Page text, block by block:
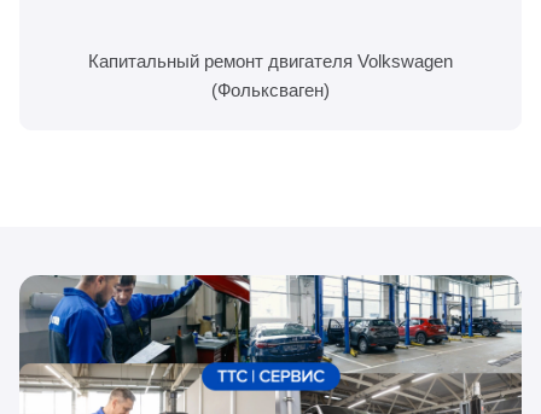
Капитальный ремонт двигателя Volkswagen
(Фольксваген)